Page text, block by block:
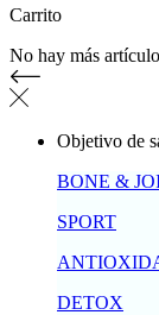
Carrito
No hay más
Objetivo de
BONE &
SPORT
DETOX